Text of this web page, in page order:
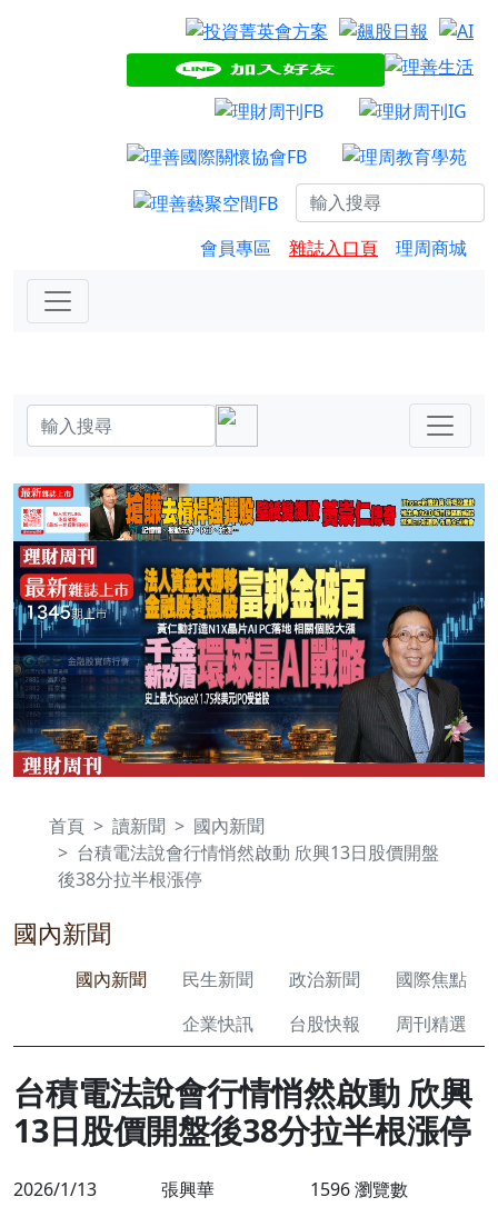
會員專區 雜誌入口頁 理周商城
首頁 讀新聞
國內新聞
台積電法說會行情悄然啟動 欣興13日股價開盤
後38分拉半根漲停
國內新聞
國內新聞 民生新聞 政治新聞
國際焦點
企業快訊
台股快報 周刊精選
台積電法說會行情悄然啟動 欣興
13日股價開盤後38分拉半根漲停
2026/1/13 張興華 1596 瀏覽數